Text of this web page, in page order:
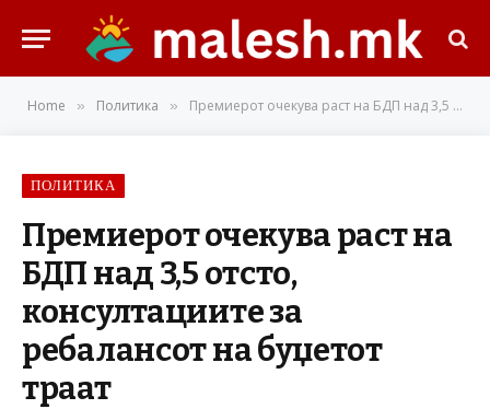
Home » Политика » Премиерот очекува раст на БДП над 3,5 отсто, консултациите за ребалансот на буџетот траат
ПОЛИТИКА
Премиерот очекува раст на
БДП над 3,5 отсто,
консултациите за
ребалансот на буџетот
траат